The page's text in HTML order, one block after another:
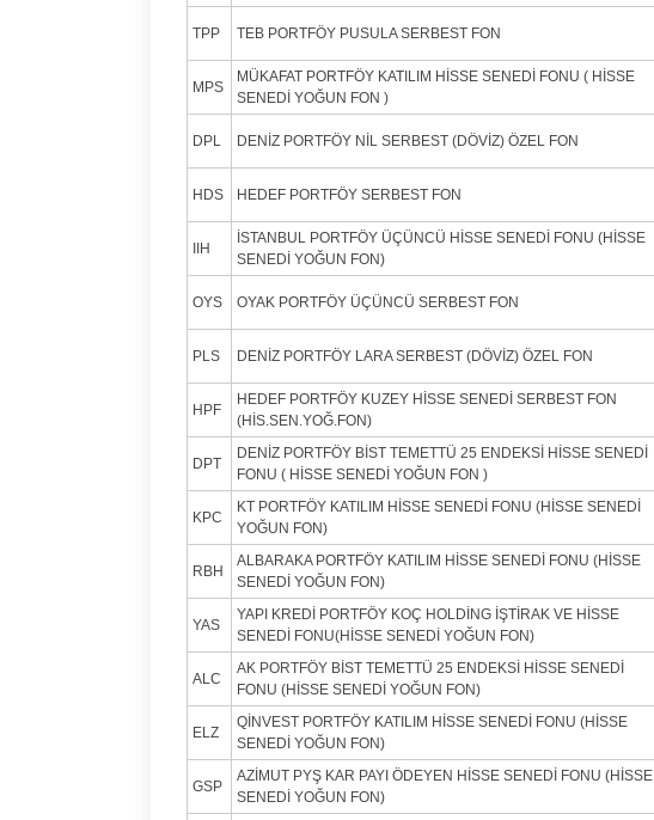
TPP TEB PORTFÖY PUSULA SERBEST FON
MPS
MÜKAFAT PORTFÖY KATILIM HİSSE SENEDİ FONU ( HİSSE
SENEDİ YOĞUN FON )
DPL DENİZ PORTFÖY NİL SERBEST (DÖVİZ) ÖZEL FON
HDS HEDEF PORTFÖY SERBEST FON
IIH
İSTANBUL PORTFÖY ÜÇÜNCÜ HİSSE SENEDİ FONU (HİSSE
SENEDİ YOĞUN FON)
OYS OYAK PORTFÖY ÜÇÜNCÜ SERBEST FON
PLS DENİZ PORTFÖY LARA SERBEST (DÖVİZ) ÖZEL FON
HPF
HEDEF PORTFÖY KUZEY HİSSE SENEDİ SERBEST FON
(HİS.SEN.YOĞ.FON)
DPT
DENİZ PORTFÖY BİST TEMETTÜ 25 ENDEKSİ HİSSE SENEDİ
FONU ( HİSSE SENEDİ YOĞUN FON )
KPC
KT PORTFÖY KATILIM HİSSE SENEDİ FONU (HİSSE SENEDİ
YOĞUN FON)
RBH
ALBARAKA PORTFÖY KATILIM HİSSE SENEDİ FONU (HİSSE
SENEDİ YOĞUN FON)
YAS
YAPI KREDİ PORTFÖY KOÇ HOLDİNG İŞTİRAK VE HİSSE
SENEDİ FONU(HİSSE SENEDİ YOĞUN FON)
ALC
AK PORTFÖY BİST TEMETTÜ 25 ENDEKSİ HİSSE SENEDİ
FONU (HİSSE SENEDİ YOĞUN FON)
ELZ
QİNVEST PORTFÖY KATILIM HİSSE SENEDİ FONU (HİSSE
SENEDİ YOĞUN FON)
GSP
AZİMUT PYŞ KAR PAYI ÖDEYEN HİSSE SENEDİ FONU (HİSSE
SENEDİ YOĞUN FON)